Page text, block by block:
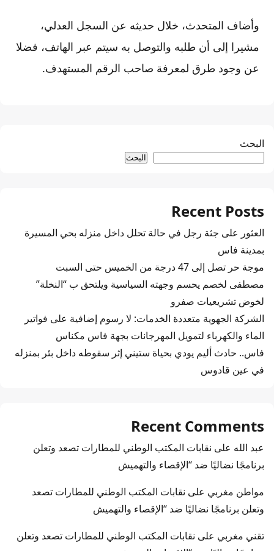
وأضاف المتحدث، خلال حديثه عن السجل العدلي،
مشيرا إلى أن طلبه والتوصل به سيتم عبر الهاتف، فضلا
عن وجود طرق لمعرفة صاحب الرقم المستهدف.
البحث
البحث
Recent Posts
العثور على جثة رجل في حالة تحلل داخل منزله بحي المسيرة
بمدينة فاس
موجة حر تصل إلى 47 درجة من الخميس حتى السبت
مصطفى لخصم يحسم وجهته السياسية ويلتحق ب “النخلة”
لخوض تشريعيات صفرو
الشركة الجهوية متعددة الخدمات: لا رسوم إضافية على فواتير
الماء والكهرباء لتمويل المهرجانات بجهة فاس مكناس
فاس.. حادث أليم يودي بحياة ستيني إثر سقوطه داخل بئر بمنزله
في عين قادوس
Recent Comments
عبد الله على نقابات المكتب الوطني للمطارات تصعد وتعلن
برنامجًا نضاليًا ضد “الإقصاء والتهميش
مواطن مغربي على نقابات المكتب الوطني للمطارات تصعد
وتعلن برنامجًا نضاليًا ضد “الإقصاء والتهميش
تقني مغربي على نقابات المكتب الوطني للمطارات تصعد وتعلن